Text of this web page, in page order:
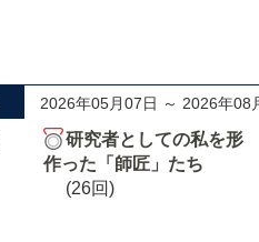
2026年05月07日 ～ 2026年08
研究者としての私を形
作った「師匠」たち
(26回)